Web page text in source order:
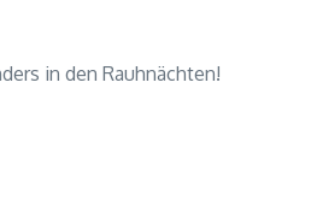
in den Rauhnächten!